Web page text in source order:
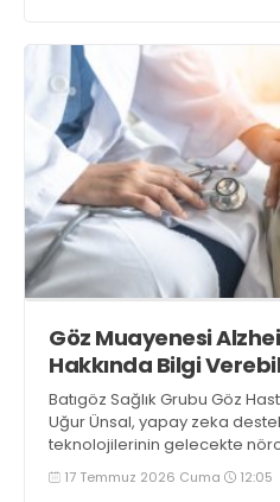
Göz Muayenesi
Hakkında Bilgi
Batıgöz Sağlık Grubu Göz
Uğur Ünsal, yapay zeka
teknolojilerinin gelecekte
değerlendirilmesinde önemli
ancak mevcut bilimsel veriler
17 Temmuz 2026 Cuma 12:05